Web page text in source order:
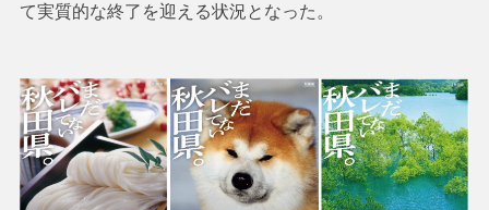
て実質的な終了を迎える状況となった。